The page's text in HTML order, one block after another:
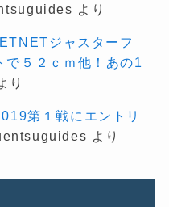
より
ジャスターフ
で５２ｃｍ他！あの1
り
第１戦にエントリ
より